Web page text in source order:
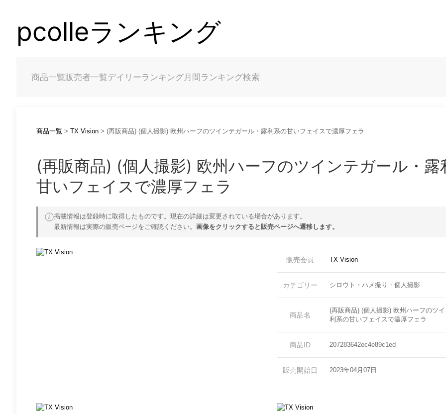
pcolleランキング
商品一覧販売者一覧デイリーランキング月間ランキング検索
商品一覧 > TX Vision > (再販商品) (個人撮影) 欧州ハーフのツインテガール・露利系の甘いフェイスで濃厚フェラ
(再販商品) (個人撮影) 欧州ハーフのツインテガール・露
甘いフェイスで濃厚フェラ
掲載情報は登録時に取得したものです。現在の詳細は変更されている場合があります。
最新情報は実際の販売ページをご確認ください。 画像をクリックすると販売ページへ遷移します。
販売会員 TX Vision
カテゴリー シロウト・ハメ撮り・個人撮影
商品名
(再販商品) (個人撮影) 欧州ハーフのツ
利系の甘いフェイスで濃厚フェラ
商品ID 207283642ec4e89c1ed
販売開始日 2023年04月07日